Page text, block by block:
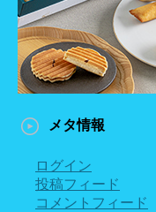
メタ情報
ログイン
投稿フィード
コメントフィード